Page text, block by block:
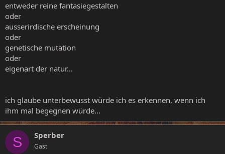
entweder reine fantasiegestalten
oder
ausserirdische erscheinung
oder
genetische mutation
oder
eigenart der natur...
ich glaube unterbewusst würde ich es erkennen, wenn ich
ihm mal begegnen würde...
S Sperber
Gast